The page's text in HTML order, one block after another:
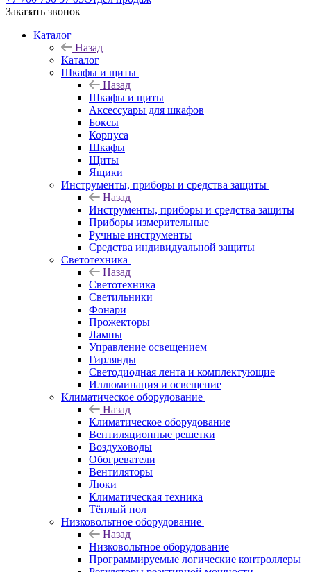
Заказать звонок
Каталог
Назад
Каталог
Шкафы и щиты
Назад
Шкафы и щиты
Аксессуары для шкафов
Боксы
Корпуса
Шкафы
Щиты
Ящики
Инструменты, приборы и средства защиты
Назад
Инструменты, приборы и средства защиты
Приборы измерительные
Ручные инструменты
Средства индивидуальной защиты
Светотехника
Назад
Светотехника
Светильники
Фонари
Прожекторы
Лампы
Управление освещением
Гирлянды
Светодиодная лента и комплектующие
Иллюминация и освещение
Климатическое оборудование
Назад
Климатическое оборудование
Вентиляционные решетки
Воздуховоды
Обогреватели
Вентиляторы
Люки
Климатическая техника
Тёплый пол
Низковольтное оборудование
Назад
Низковольтное оборудование
Программируемые логические контроллеры